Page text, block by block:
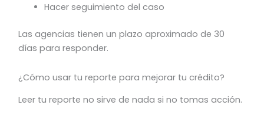
Hacer seguimiento del caso
Las agencias tienen un plazo aproximado de 30
días para responder.
¿Cómo usar tu reporte para mejorar tu crédito?
Leer tu reporte no sirve de nada si no tomas acción.